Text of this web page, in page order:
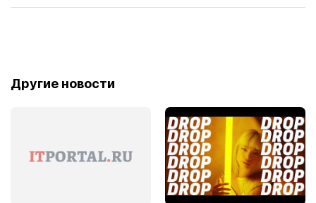
Другие новости